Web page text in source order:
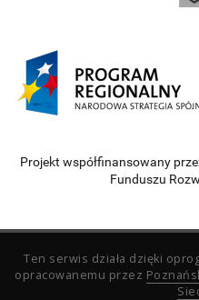
Projekt współfinansowany
Funduszu
Ten serwis działa dzięki
opracowanemu przez